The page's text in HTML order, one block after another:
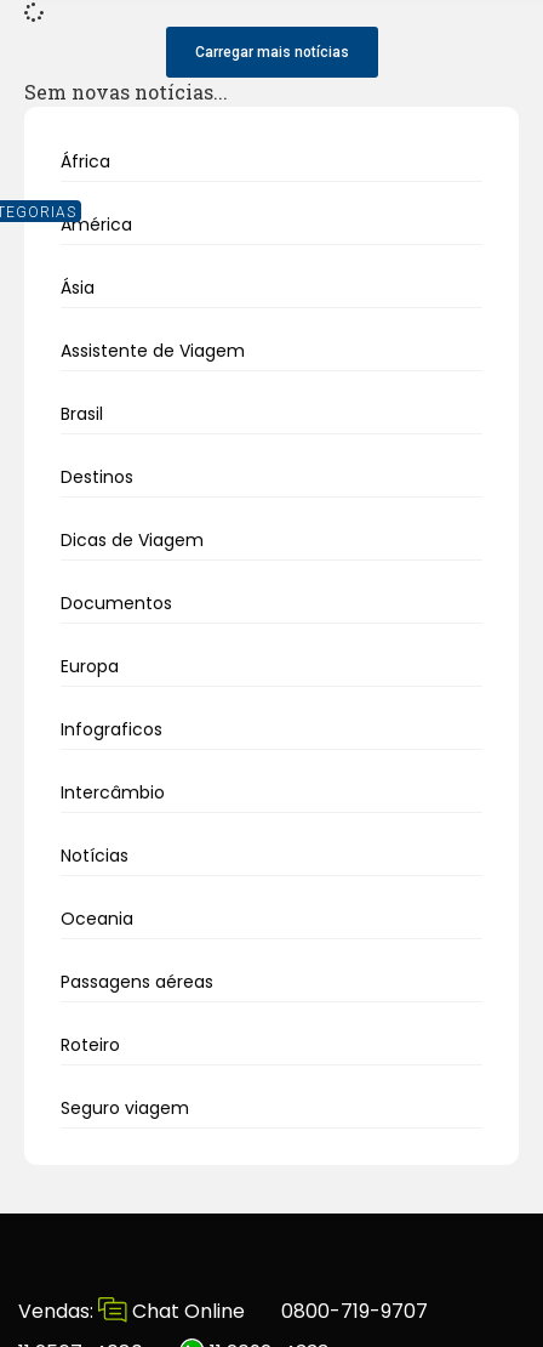
África
América
Ásia
Assistente de Viagem
Brasil
Destinos
Dicas de Viagem
Documentos
Europa
Infograficos
Intercâmbio
Notícias
Oceania
Passagens aéreas
Roteiro
Seguro viagem
Carregar mais notícias
Sem novas notícias...
Vendas: Chat Online
0800-719-9707